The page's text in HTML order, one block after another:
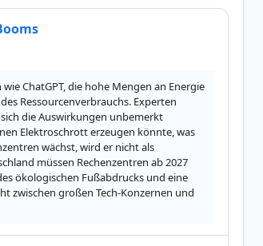
ChatGPT, die hohe Mengen an Energie
Ressourcenverbrauchs. Experten
die Auswirkungen unbemerkt
Elektroschrott erzeugen könnte, was
wächst, wird er nicht als
müssen Rechenzentren ab 2027
ökologischen Fußabdrucks und eine
zwischen großen Tech-Konzernen und